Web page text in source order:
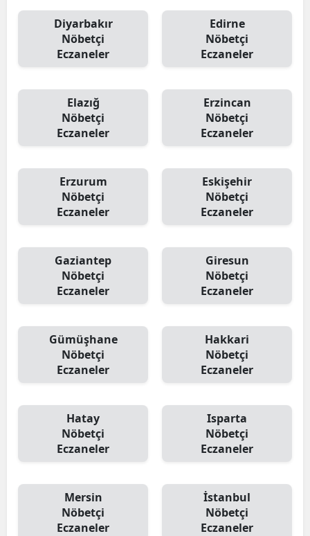
Diyarbakır
Nöbetçi
Eczaneler
Edirne
Nöbetçi
Eczaneler
Elazığ
Nöbetçi
Eczaneler
Erzincan
Nöbetçi
Eczaneler
Erzurum
Nöbetçi
Eczaneler
Eskişehir
Nöbetçi
Eczaneler
Gaziantep
Nöbetçi
Eczaneler
Giresun
Nöbetçi
Eczaneler
Gümüşhane
Nöbetçi
Eczaneler
Hakkari
Nöbetçi
Eczaneler
Hatay
Nöbetçi
Eczaneler
Isparta
Nöbetçi
Eczaneler
Mersin
Nöbetçi
Eczaneler
İstanbul
Nöbetçi
Eczaneler